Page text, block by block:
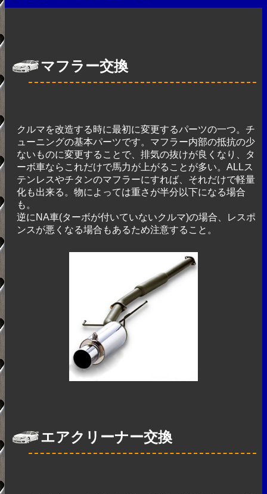
マフラー交換
クルマを改造する時に最初に変更するパーツの一つ。チ
ューニングの基本パーツです。マフラー内部の抵抗の少
ないものに変更することで、排気の抜けが良くなり、タ
ーボ車ならこれだけで馬力が上がることが多い。ALLス
テンレスやチタンのマフラーにすれば、それだけで軽量
化も出来る。物によっては重さが半分以下になる場合
も。
逆にNA車(ターボが付いていないクルマ)の場合、レスポ
ンスが悪くなる場合もあるため注意すること。
エアクリーナー交換